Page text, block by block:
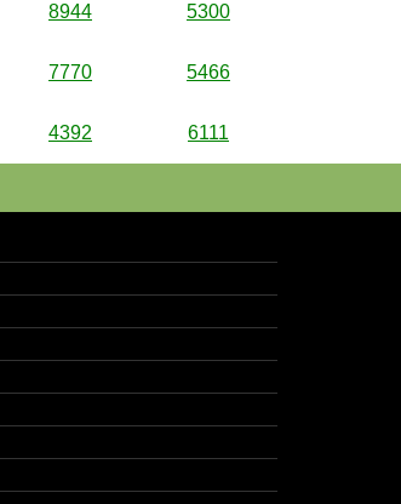
8944 5300
7770 5466
4392 6111